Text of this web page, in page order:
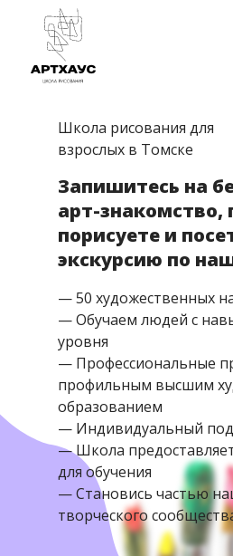
Запишитесь на
арт-знакомство,
порисуете и
экскурсию по
— 50 художественных
— Обучаем людей с
уровня
— Профессиональные
профильным высшим
образованием
— Индивидуальный
— Школа
для обучения
— Становись частью
творческого
Школа рисования для
взрослых в Томске